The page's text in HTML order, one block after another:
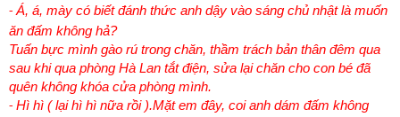
-Á, á, mày có biết đánh thức anh dậy vào sáng chủ nhật là muốn
ăn đấm không hả?
Tuấn bực mình gào rú trong chăn, thầm trách bản thân đêm qua
sau khi qua phòng Hà Lan tắt điện, sửa lại chăn cho con bé đã
quên không khóa cửa phòng mình.
- Hì hì ( lại hì hì nữa rồi ).Mặt em đây, coi anh dám đấm không